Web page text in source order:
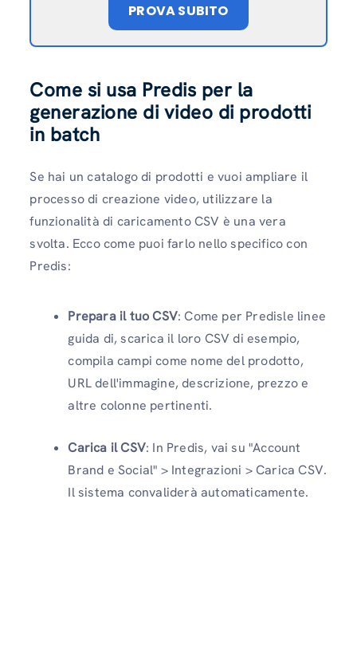
PROVA SUBITO
Come si usa Predis per la
generazione di video di prodotti
in batch
Se hai un catalogo di prodotti e vuoi ampliare il
processo di creazione video, utilizzare la
funzionalità di caricamento CSV è una vera
svolta. Ecco come puoi farlo nello specifico con
Predis:
Prepara il tuo CSV: Come per Predisle linee
guida di, scarica il loro CSV di esempio,
compila campi come nome del prodotto,
URL dell'immagine, descrizione, prezzo e
altre colonne pertinenti.
Carica il CSV: In Predis, vai su "Account
Brand e Social" > Integrazioni > Carica CSV.
Il sistema convaliderà automaticamente.